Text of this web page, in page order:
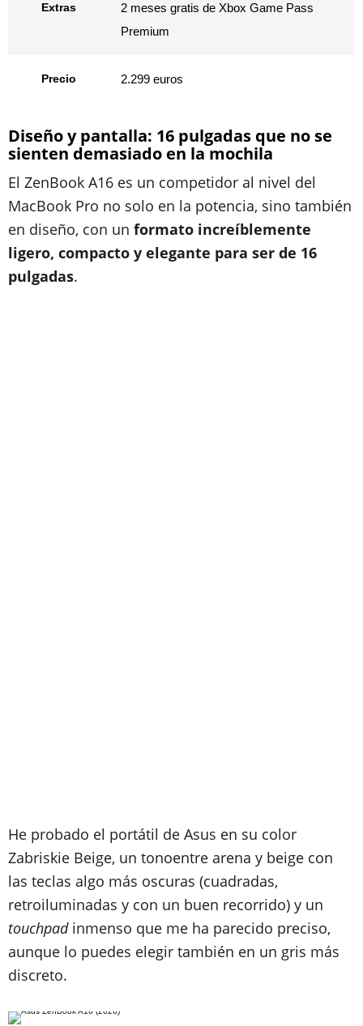
Extras
2 meses gratis de Xbox Game Pass
Premium
Precio 2.299 euros
Diseño y pantalla: 16 pulgadas que no se
sienten demasiado en la mochila
El ZenBook A16 es un competidor al nivel del
MacBook Pro no solo en la potencia, sino también
en diseño, con un formato increíblemente
ligero, compacto y elegante para ser de 16
pulgadas.
He probado el portátil de Asus en su color
Zabriskie Beige, un tonoentre arena y beige con
las teclas algo más oscuras (cuadradas,
retroiluminadas y con un buen recorrido) y un
touchpad inmenso que me ha parecido preciso,
aunque lo puedes elegir también en un gris más
discreto.